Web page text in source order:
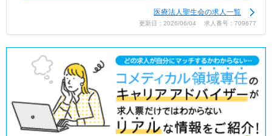
医療法人聖生会の求人一覧
更新日：2026/06/04 求人番号：709677